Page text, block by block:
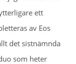
ett
av Eos
det sistnämnda
som heter